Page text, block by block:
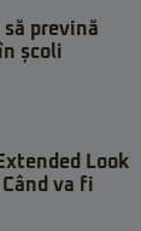
să prevină
școli
Look
va fi